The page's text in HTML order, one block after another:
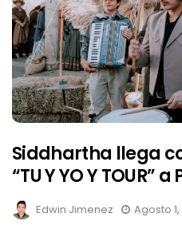
Siddhartha llega
“TU Y YO Y TOUR”
Edwin Jimenez Agosto